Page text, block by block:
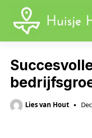
content
Lies van Hout